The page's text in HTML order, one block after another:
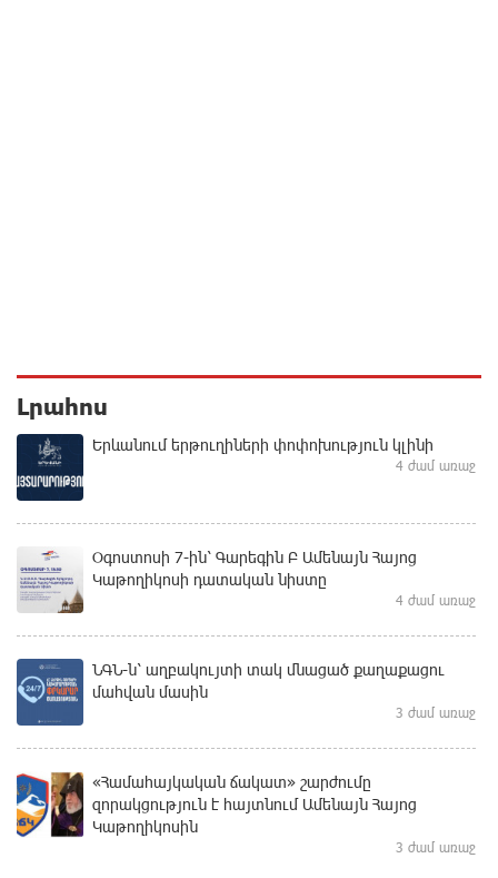
Լրահոս
Երևանում երթուղիների փոփոխություն կլինի
4 ժամ առաջ
Օգոստոսի 7-ին՝ Գարեգին Բ Ամենայն Հայոց
Կաթողիկոսի դատական նիստը
4 ժամ առաջ
ՆԳՆ-ն՝ աղբակույտի տակ մնացած քաղաքացու
մահվան մասին
3 ժամ առաջ
«Համահայկական ճակատ» շարժումը
զորակցություն է հայտնում Ամենայն Հայոց
Կաթողիկոսին
3 ժամ առաջ